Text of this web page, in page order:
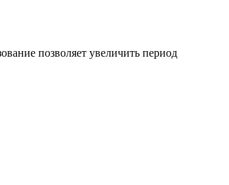
позволяет увеличить период